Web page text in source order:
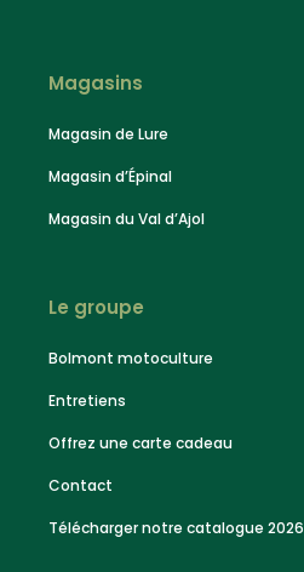
Magasins
Magasin de Lure
Magasin d’Épinal
Magasin du Val d’Ajol
Le groupe
Bolmont motoculture
Entretiens
Offrez une carte cadeau
Contact
Télécharger notre catalogue 2026